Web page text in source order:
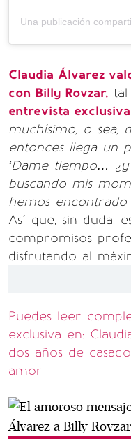
Una publicación
Claudia Álvarez
con Billy Rovzar,
entrevista
muchísimo, o sea,
entonces llega un
‘Dame tiempo…
buscando mis
hemos
Así que, sin duda,
compromisos
disfrutando al
Puedes leer
exclusiva en:
dos años de
amor